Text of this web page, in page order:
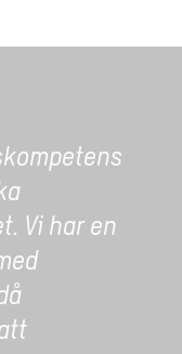
. Vi har en